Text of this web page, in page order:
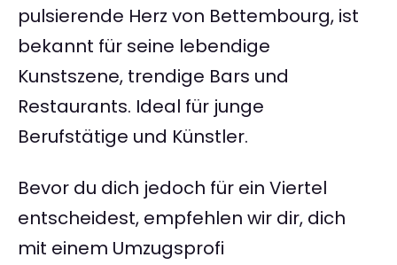
pulsierende Herz von Bettembourg, ist
bekannt für seine lebendige
Kunstszene, trendige Bars und
Restaurants. Ideal für junge
Berufstätige und Künstler.
Bevor du dich jedoch für ein Viertel
entscheidest, empfehlen wir dir, dich
mit einem Umzugsprofi